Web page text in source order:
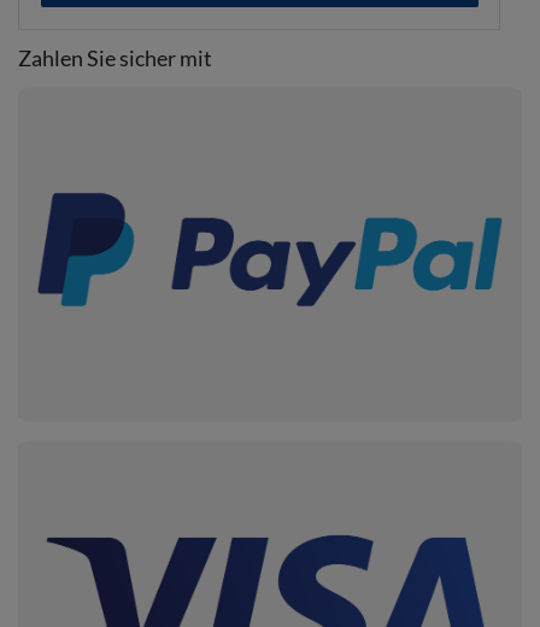
Zahlen Sie sicher mit